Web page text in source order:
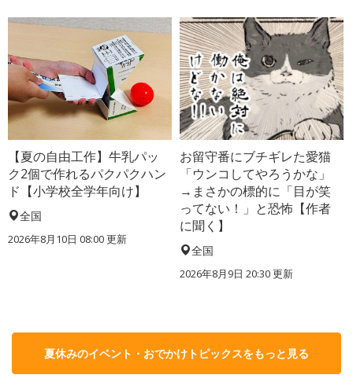
【夏の自由工作】牛乳パッ
ク2個で作れるパクパクハン
ド【小学校全学年向け】
全国
2026年8月10日 08:00更新
お留守番にブチギレた愛猫
「ウンコしてやろうかな」
→まさかの標的に「目が笑
ってない！」と恐怖【作者
に聞く】
全国
2026年8月9日 20:30更新
夏休みのイベント・おでかけトピックスをもっと見る